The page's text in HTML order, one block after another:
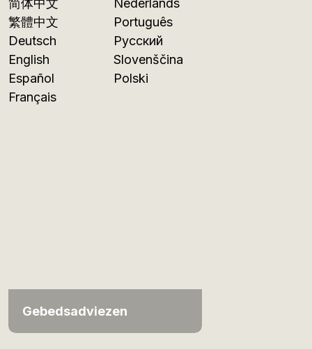
简体中文
繁體中文
Deutsch
English
Español
Français
Nederlands
Português
Русский
Slovenščina
Polski
Gebedsadviezen